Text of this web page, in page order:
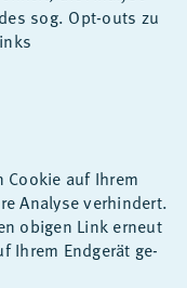
sog. Opt-outs zu
auf Ih­rem
Ana­ly­se ver­hin­dert.
obi­gen Link er­neut
Ih­rem End­ge­rät ge­